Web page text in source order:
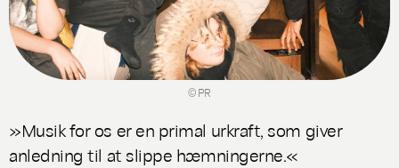
© PR
»Musik for os er en primal urkraft, som giver
anledning til at slippe hæmningerne.«